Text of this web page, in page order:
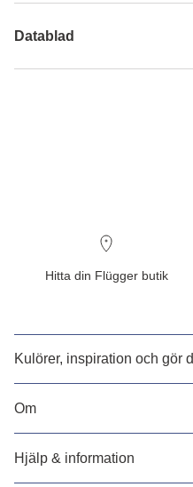
Datablad
Hitta din Flügger butik
Kulörer, inspiration och gör
Om
Hjälp & information